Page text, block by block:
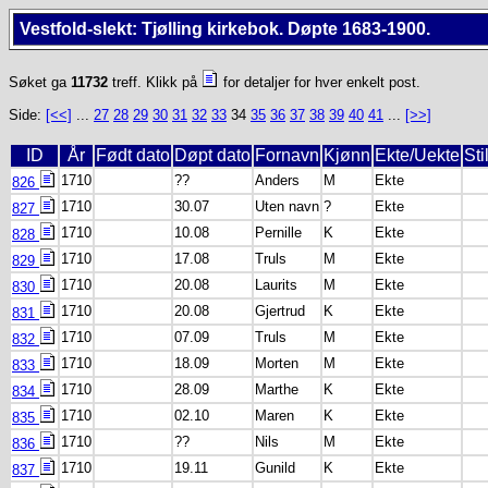
Vestfold-slekt: Tjølling kirkebok. Døpte 1683-1900.
Søket ga 11732 treff. Klikk på
for detaljer for hver enkelt post.
Side: [<<] ... 27 28 29 30 31 32 33 34 35 36 37 38 39 40 41 ... [>>]
ID År Født dato Døpt dato Fornavn Kjønn Ekte/Uekte
826 1710 ?? Anders M
Ekte
827
1710 30.07 Uten navn ?
Ekte
828
1710 10.08 Pernille K
Ekte
829
1710 17.08 Truls M
Ekte
830
1710 20.08 Laurits M
Ekte
831
1710 20.08 Gjertrud K
Ekte
832
1710 07.09 Truls M
Ekte
833
1710 18.09 Morten M
Ekte
834
1710 28.09 Marthe K
Ekte
835
1710 02.10 Maren K
Ekte
836
1710 ?? Nils M
Ekte
837
1710 19.11 Gunild K
Ekte